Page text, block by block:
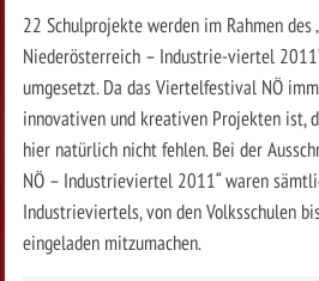
22 Schulprojekte werden im Rahmen
Niederösterreich – Industrie-viertel
umgesetzt. Da das Viertelfestival NÖ
innovativen und kreativen Projekten ist,
hier natürlich nicht fehlen. Bei der
NÖ – Industrieviertel 2011“ waren
Industrieviertels, von den Volksschulen
eingeladen mitzumachen.